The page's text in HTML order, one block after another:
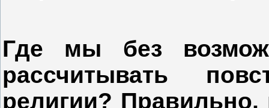
Где мы без
рассчитывать
религии?